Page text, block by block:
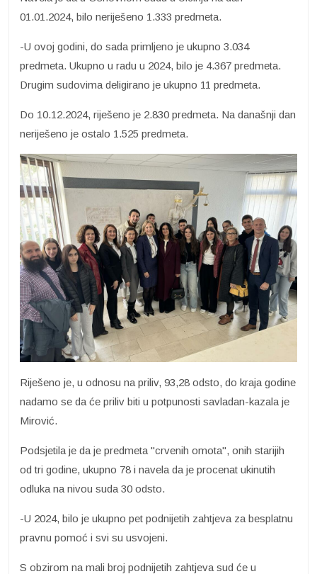
01.01.2024, bilo neriješeno 1.333 predmeta.
-U ovoj godini, do sada primljeno je ukupno 3.034
predmeta. Ukupno u radu u 2024, bilo je 4.367 predmeta.
Drugim sudovima deligirano je ukupno 11 predmeta.
Do 10.12.2024, riješeno je 2.830 predmeta. Na današnji dan
neriješeno je ostalo 1.525 predmeta.
Riješeno je, u odnosu na priliv, 93,28 odsto, do kraja godine
nadamo se da će priliv biti u potpunosti savladan-kazala je
Mirović.
Podsjetila je da je predmeta "crvenih omota", onih starijih
od tri godine, ukupno 78 i navela da je procenat ukinutih
odluka na nivou suda 30 odsto.
-U 2024, bilo je ukupno pet podnijetih zahtjeva za besplatnu
pravnu pomoć i svi su usvojeni.
S obzirom na mali broj podnijetih zahtjeva sud će u